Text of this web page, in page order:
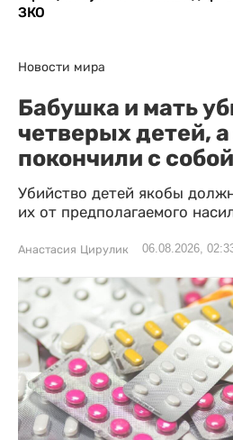
ЗКО
Новости мира
Бабушка и мать
четверых детей,
покончили с собой
Убийство детей якобы
их от предполагаемого
Анастасия Цирулик 06.08.2026,